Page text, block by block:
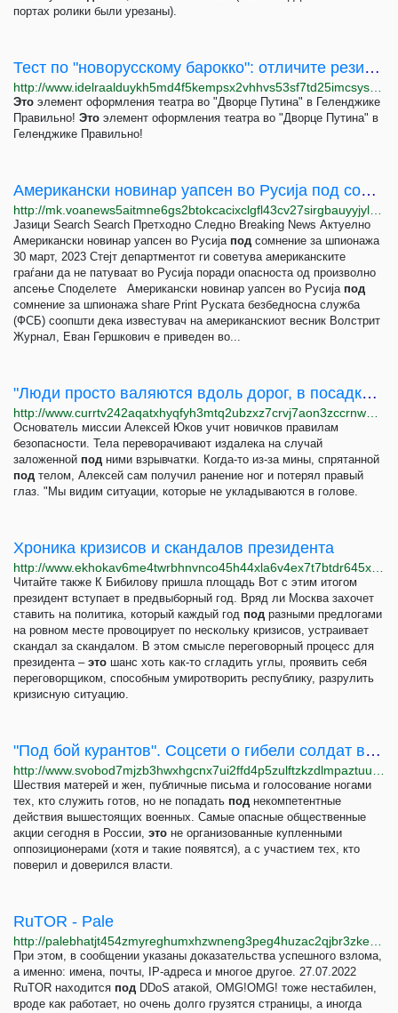
портах ролики были урезаны).
Тест по "новорусскому барокко": отличите резиденцию чиновника от королевского дворца
Это элемент оформления театра во "Дворце Путина" в Геленджике
Правильно! Это элемент оформления театра во "Дворце Путина" в
Геленджике Правильно!
Американски новинар уапсен во Русија под сомнение за шпионажа
Јазици Search Search Претходно Следно Breaking News Актуелно
Американски новинар уапсен во Русија под сомнение за шпионажа
30 март, 2023 Стејт департментот ги советува американските
граѓани да не патуваат во Русија поради опасноста од произволно
апсење Споделете Американски новинар уапсен во Русија под
сомнение за шпионажа share Print Руската безбедносна служба
(ФСБ) соопшти дека известувач на американскиот весник Волстрит
Журнал, Еван Гершкович е приведен во...
"Люди просто валяются вдоль дорог, в посадках, в разрушенных постройках". Как украинские...
Основатель миссии Алексей Юков учит новичков правилам
безопасности. Тела переворачивают издалека на случай
заложенной под ними взрывчатки. Когда-то из-за мины, спрятанной
под телом, Алексей сам получил ранение ног и потерял правый
глаз. "Мы видим ситуации, которые не укладываются в голове.
Хроника кризисов и скандалов президента
Читайте также К Бибилову пришла площадь Вот с этим итогом
президент вступает в предвыборный год. Вряд ли Москва захочет
ставить на политика, который каждый год под разными предлогами
на ровном месте провоцирует по нескольку кризисов, устраивает
скандал за скандалом. В этом смысле переговорный процесс для
президента – это шанс хоть как-то сгладить углы, проявить себя
переговорщиком, способным умиротворить республику, разрулить
кризисную ситуацию.
"Под бой курантов". Соцсети о гибели солдат в Макеевке
Шествия матерей и жен, публичные письма и голосование ногами
тех, кто служить готов, но не попадать под некомпетентные
действия вышестоящих военных. Самые опасные общественные
акции сегодня в России, это не организованные купленными
оппозиционерами (хотя и такие появятся), а с участием тех, кто
поверил и доверился власти.
RuTOR - Pale
При этом, в сообщении указаны доказательства успешного взлома,
а именно: имена, почты, IP-адреса и многое другое. 27.07.2022
RuTOR находится под DDoS атакой, OMG!OMG! тоже нестабилен,
вроде как работает, но очень долго грузятся страницы, а иногда